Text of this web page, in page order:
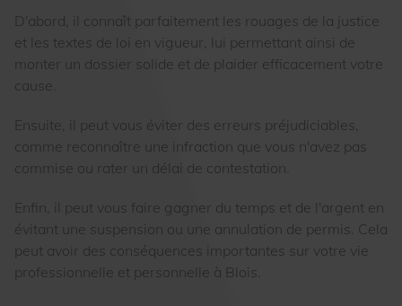
D'abord, il connaît parfaitement les rouages de la justice
et les textes de loi en vigueur, lui permettant ainsi de
monter un dossier solide et de plaider efficacement votre
cause.
Ensuite, il peut vous éviter des erreurs préjudiciables,
comme reconnaître une infraction que vous n'avez pas
commise ou rater un délai de contestation.
Enfin, il peut vous faire gagner du temps et de l'argent en
évitant une suspension ou une annulation de permis. Cela
peut avoir des conséquences importantes sur votre vie
professionnelle et personnelle à Blois.